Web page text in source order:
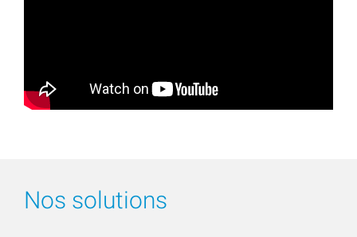
Nos solutions